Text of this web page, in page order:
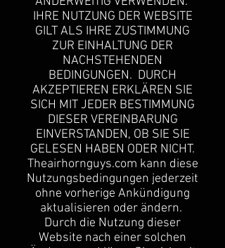
IHRE NUTZUNG DER WEBSITE
GILT ALS IHRE ZUSTIMMUNG
ZUR EINHALTUNG DER
NACHSTEHENDEN
BEDINGUNGEN. DURCH
AKZEPTIEREN ERKLÄREN SIE
SICH MIT JEDER BESTIMMUNG
DIESER VEREINBARUNG
EINVERSTANDEN, OB SIE SIE
GELESEN HABEN ODER NICHT.
Theairhornguys.com kann diese
Nutzungsbedingungen jederzeit
ohne vorherige Ankündigung
aktualisieren oder ändern.
Durch die Nutzung dieser
Website nach einer solchen